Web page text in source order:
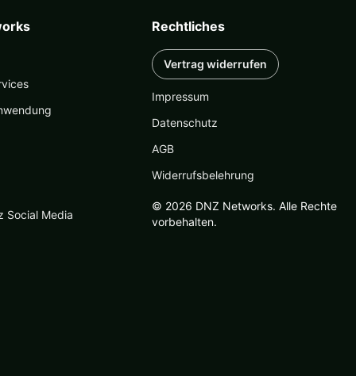
Social Media
Rechtliches
Vertrag widerrufen
Impressum
Datenschutz
AGB
Widerrufsbelehrung
© 2026 DNZ Networks. Alle Rechte
vorbehalten.